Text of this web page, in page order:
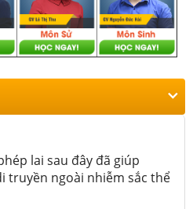
lai sau đây đã giúp
truyền ngoài nhiễm sắc thể